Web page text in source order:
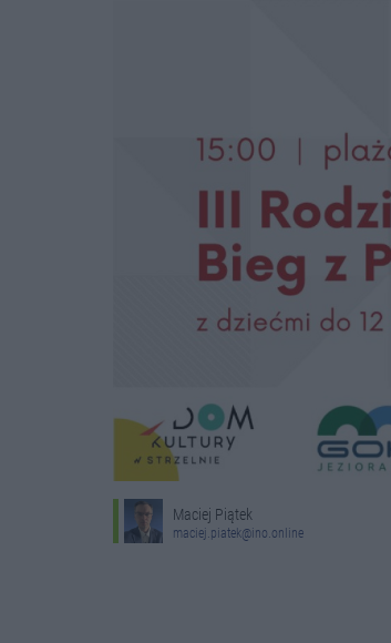
Maciej Piątek
maciej.piatek@ino.online